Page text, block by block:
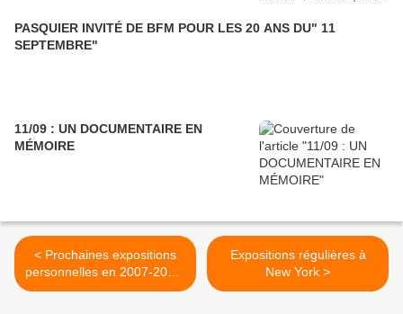
PASQUIER INVITÉ DE BFM POUR LES 20 ANS DU" 11
SEPTEMBRE"
11/09 : UN DOCUMENTAIRE EN
MÉMOIRE
< Prochaines expositions
personnelles en 2007-2008,
France
Expositions régulières à
New York >